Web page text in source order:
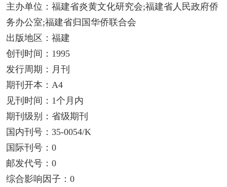
主办单位：福建省炎黄文化研究会;福建省人民政府侨
务办公室;福建省归国华侨联合会
出版地区：福建
创刊时间：1995
发行周期：月刊
期刊开本：A4
见刊时间：1个月内
期刊级别：省级期刊
国内刊号：35-0054/K
国际刊号：0
邮发代号：0
综合影响因子：0